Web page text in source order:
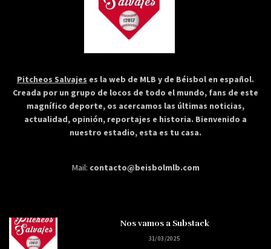
Pitcheos Salvajes es la web de MLB y de Béisbol en español.
Creada por un grupo de locos de todo el mundo, fans de este
magnífico deporte, os acercamos las últimas noticias,
actualidad, opinión, reportajes e historia. Bienvenido a
nuestro estadio, esta es tu casa.
Mail: contacto@beisbolmlb.com
Nos vamos a Substack
31/03/2025